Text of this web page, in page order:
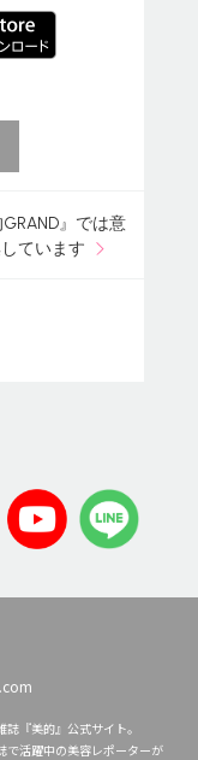
』では意
ています
『美的』公式サイト。
で活躍中の美容レポーターが